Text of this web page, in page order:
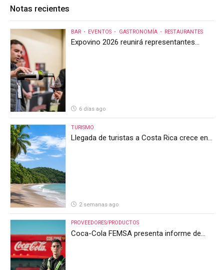
Notas recientes
BAR EVENTOS GASTRONOMÍA RESTAURANTES
Expovino 2026 reunirá representantes
6 días ago
TURISMO
Llegada de turistas a Costa Rica crece en
2 semanas ago
PROVEEDORES/PRODUCTOS
Coca-Cola FEMSA presenta informe de